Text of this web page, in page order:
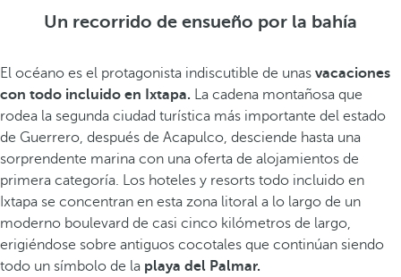
Un recorrido de ensueño por la bahía
El océano es el protagonista indiscutible de unas vacaciones
con todo incluido en Ixtapa. La cadena montañosa que
rodea la segunda ciudad turística más importante del estado
de Guerrero, después de Acapulco, desciende hasta una
sorprendente marina con una oferta de alojamientos de
primera categoría. Los hoteles y resorts todo incluido en
Ixtapa se concentran en esta zona litoral a lo largo de un
moderno boulevard de casi cinco kilómetros de largo,
erigiéndose sobre antiguos cocotales que continúan siendo
todo un símbolo de la playa del Palmar.